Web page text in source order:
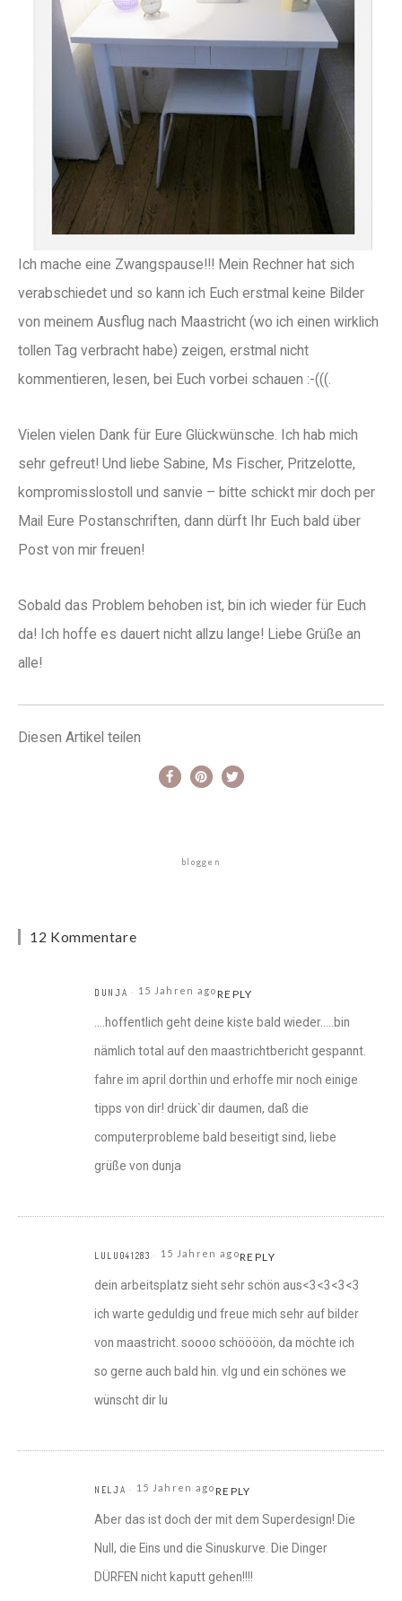
Ich mache eine Zwangspause!!! Mein Rechner hat sich
verabschiedet und so kann ich Euch erstmal keine Bilder
von meinem Ausflug nach Maastricht (wo ich einen wirklich
tollen Tag verbracht habe) zeigen, erstmal nicht
kommentieren, lesen, bei Euch vorbei schauen :-(((.
Vielen vielen Dank für Eure Glückwünsche. Ich hab mich
sehr gefreut! Und liebe Sabine, Ms Fischer, Pritzelotte,
kompromisslostoll und sanvie – bitte schickt mir doch per
Mail Eure Postanschriften, dann dürft Ihr Euch bald über
Post von mir freuen!
Sobald das Problem behoben ist, bin ich wieder für Euch
da! Ich hoffe es dauert nicht allzu lange! Liebe Grüße an
alle!
Diesen Artikel teilen
bloggen
12 Kommentare
DUNJA 15 Jahren agoREPLY
….hoffentlich geht deine kiste bald wieder…..bin
nämlich total auf den maastrichtbericht gespannt.
fahre im april dorthin und erhoffe mir noch einige
tipps von dir! drück`dir daumen, daß die
computerprobleme bald beseitigt sind, liebe
grüße von dunja
LULU041283 15 Jahren agoREPLY
dein arbeitsplatz sieht sehr schön aus<3<3<3<3
ich warte geduldig und freue mich sehr auf bilder
von maastricht. soooo schöööön, da möchte ich
so gerne auch bald hin. vlg und ein schönes we
wünscht dir lu
NELJA 15 Jahren agoREPLY
Aber das ist doch der mit dem Superdesign! Die
Null, die Eins und die Sinuskurve. Die Dinger
DÜRFEN nicht kaputt gehen!!!!